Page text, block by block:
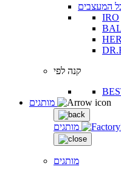
המעצבים
IRO
קנה לפי
מותגים
מותגים